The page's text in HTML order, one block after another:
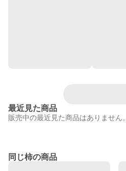
最近見た商品
販売中の最近見た商品はありません。
同じ柿の商品